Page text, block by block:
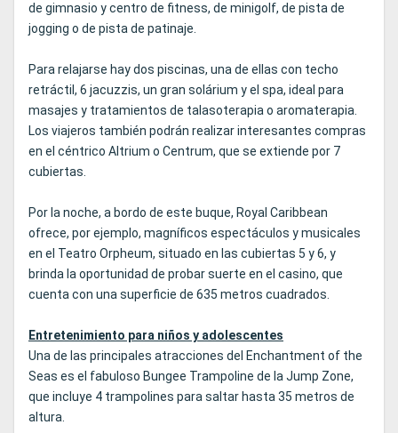
de gimnasio y centro de fitness, de minigolf, de pista de
jogging o de pista de patinaje.
Para relajarse hay dos piscinas, una de ellas con techo
retráctil, 6 jacuzzis, un gran solárium y el spa, ideal para
masajes y tratamientos de talasoterapia o aromaterapia.
Los viajeros también podrán realizar interesantes compras
en el céntrico Altrium o Centrum, que se extiende por 7
cubiertas.
Por la noche, a bordo de este buque, Royal Caribbean
ofrece, por ejemplo, magníficos espectáculos y musicales
en el Teatro Orpheum, situado en las cubiertas 5 y 6, y
brinda la oportunidad de probar suerte en el casino, que
cuenta con una superficie de 635 metros cuadrados.
Entretenimiento para niños y adolescentes
Una de las principales atracciones del Enchantment of the
Seas es el fabuloso Bungee Trampoline de la Jump Zone,
que incluye 4 trampolines para saltar hasta 35 metros de
altura.